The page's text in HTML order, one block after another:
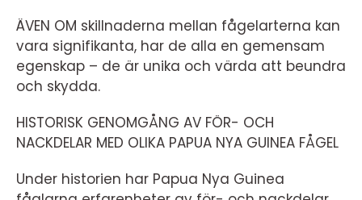
ÄVEN OM skillnaderna mellan fågelarterna kan
vara signifikanta, har de alla en gemensam
egenskap – de är unika och värda att beundra
och skydda.
HISTORISK GENOMGÅNG AV FÖR- OCH
NACKDELAR MED OLIKA PAPUA NYA GUINEA FÅGEL
Under historien har Papua Nya Guinea